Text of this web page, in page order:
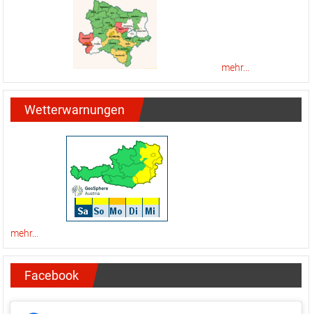
mehr...
Wetterwarnungen
mehr...
Facebook